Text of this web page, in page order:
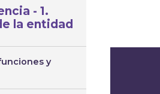
- 1.
la entidad
y